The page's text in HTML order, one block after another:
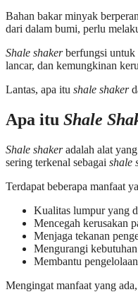
Bahan bakar minyak
dari dalam bumi, perlu
Shale shakerberfungsi untuk
lancar, dan kemungkinan
Lantas, apa itu shale shaker
Apa itu Shale
Shale shakeradalah alat
sering terkenal sebagai shale
Terdapat beberapa manfaat
Kualitas lumpur yang
Mencegah kerusakan
Menjaga tekanan
Mengurangi
Membantu
Mengingat manfaat yang